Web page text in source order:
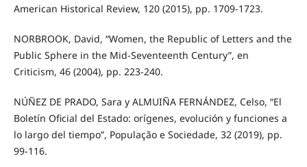
American Historical Review, 120 (2015), pp. 1709-1723.
NORBROOK, David, “Women, the Republic of Letters and the
Public Sphere in the Mid-Seventeenth Century”, en
Criticism, 46 (2004), pp. 223-240.
NÚÑEZ DE PRADO, Sara y ALMUIÑA FERNÁNDEZ, Celso, “El
Boletín Oficial del Estado: orígenes, evolución y funciones a
lo largo del tiempo”, População e Sociedade, 32 (2019), pp.
99-116.